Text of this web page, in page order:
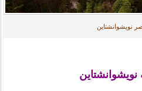
نویشوانشتاین
نویشوانشتاین